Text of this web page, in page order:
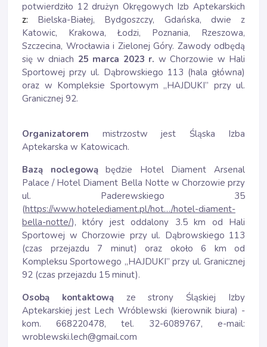
potwierdziło 12 drużyn Okręgowych Izb Aptekarskich
z: Bielska-Białej, Bydgoszczy, Gdańska, dwie z
Katowic, Krakowa, Łodzi, Poznania, Rzeszowa,
Szczecina, Wrocławia i Zielonej Góry. Zawody odbędą
się w dniach 25 marca 2023 r. w Chorzowie w Hali
Sportowej przy ul. Dąbrowskiego 113 (hala główna)
oraz w Kompleksie Sportowym „HAJDUKI” przy ul.
Granicznej 92.
Organizatorem mistrzostw jest Śląska Izba
Aptekarska w Katowicach.
Bazą noclegowąbędzie Hotel Diament Arsenal
Palace / Hotel Diament Bella Notte w Chorzowie przy
ul. Paderewskiego 35
(https://www.hotelediament.pl/hot…/hotel-diament-
bella-notte/), który jest oddalony 3.5 km od Hali
Sportowej w Chorzowie przy ul. Dąbrowskiego 113
(czas przejazdu 7 minut) oraz około 6 km od
Kompleksu Sportowego „HAJDUKI” przy ul. Granicznej
92 (czas przejazdu 15 minut).
Osobą kontaktowąze strony Śląskiej Izby
Aptekarskiej jest Lech Wróblewski (kierownik biura) -
kom. 668220478, tel. 32-6089767, e-mail:
wroblewski.lech@gmail.com